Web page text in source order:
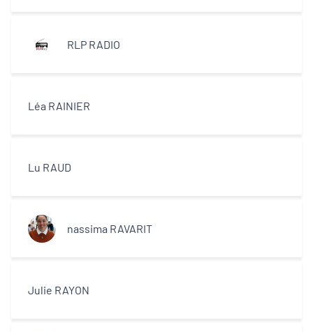
RLP RADIO
Léa RAINIER
Lu RAUD
nassima RAVARIT
Julie RAYON